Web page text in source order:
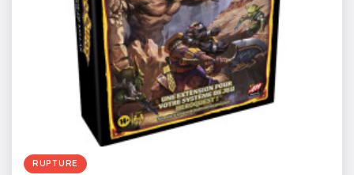
RUPTURE